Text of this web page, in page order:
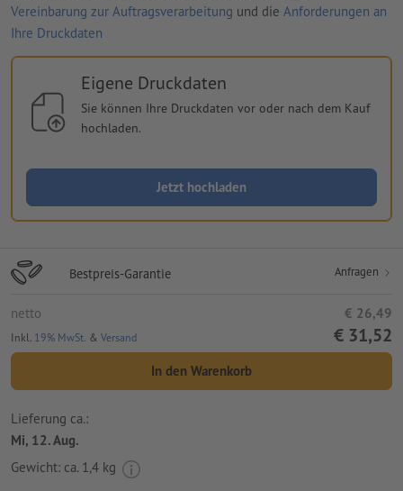
Vereinbarung zur Auftragsverarbeitung und die Anforderungen an
Ihre Druckdaten
Eigene Druckdaten
Sie können Ihre Druckdaten vor oder nach dem Kauf
hochladen.
Jetzt hochladen
Bestpreis-Garantie Anfragen
netto € 26,49
Inkl. 19% MwSt. & Versand € 31,52
In den Warenkorb
Lieferung ca.:
Mi, 12. Aug.
Gewicht: ca. 1,4 kg